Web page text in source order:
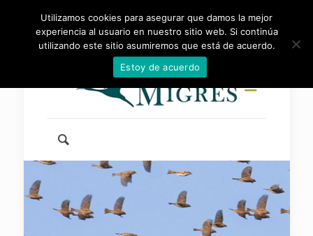
954 46 83 83 info@fundacionmigres.org
Utilizamos cookies para asegurar que damos la mejor
experiencia al usuario en nuestro sitio web. Si continúa
utilizando este sitio asumiremos que está de acuerdo.
Estoy de acuerdo